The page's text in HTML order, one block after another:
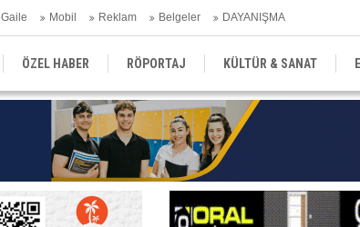
Gaile Mobil Reklam Belgeler DAYANIŞMA
ÖZEL HABER RÖPORTAJ KÜLTÜR & SANAT
YEREL YÖNETİM DERGİLER SEKTÖR